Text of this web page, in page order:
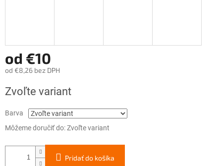
od €10
od €8,26 bez DPH
cena:
Zvoľte variant
Barva
Môžeme doručiť do:Zvoľte variant
Pridať do košíka